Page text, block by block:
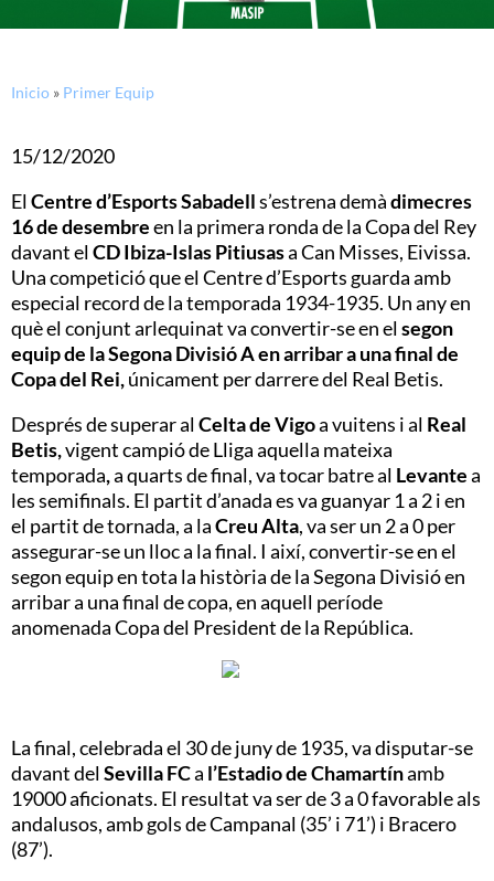
Inicio » Primer Equip
15/12/2020
ElCentre d’Esports Sabadells’estrena demàdimecres
16 de desembreen la primera ronda de la Copa del Rey
davant elCD Ibiza-Islas Pitiusasa Can Misses, Eivissa.
Una competició que el Centre d’Esports guarda amb
especial record de la temporada 1934-1935. Un any en
què el conjunt arlequinat va convertir-se en elsegon
equip de la Segona Divisió A en arribar a una final de
Copa del Rei,únicament per darrere del Real Betis.
Després de superar alCelta de Vigoa vuitens i al Real
Betis,vigent campió de Lliga aquella mateixa
temporada,a quarts de final, va tocar batre al Levantea
les semifinals. El partit d’anada es va guanyar 1 a 2 i en
el partit de tornada, a laCreu Alta, va ser un 2 a 0 per
assegurar-se un lloc a la final. I així, convertir-se en el
segon equip en tota la història de la Segona Divisió en
arribar a una final de copa, en aquell període
anomenada Copa del President de la República.
La final, celebrada el 30 de juny de 1935, va disputar-se
davant delSevilla FCa l’Estadio de Chamartínamb
19000 aficionats. El resultat va ser de 3 a 0 favorable als
andalusos, amb gols de Campanal (35’ i 71’) i Bracero
(87’).